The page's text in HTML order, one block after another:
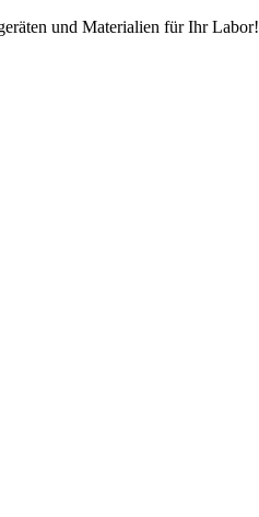
und Materialien für Ihr Labor!